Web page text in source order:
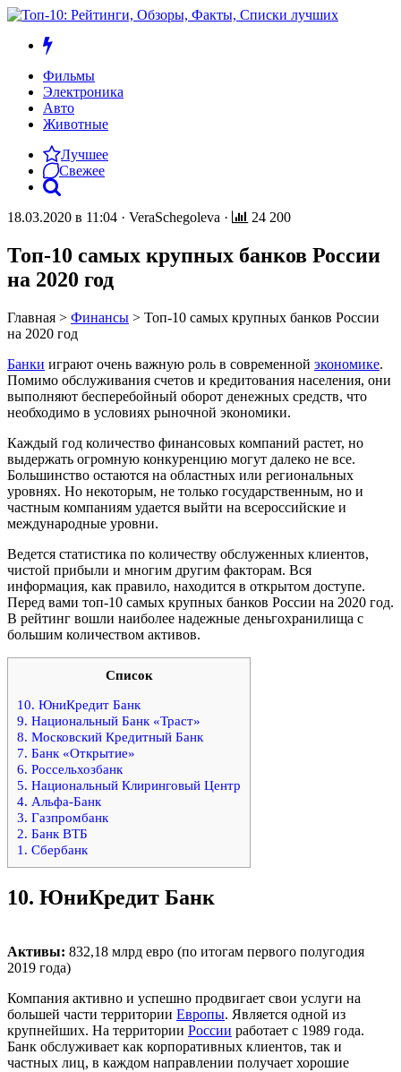
Фильмы
Электроника
Авто
Животные
Лучшее
Свежее
18.03.2020 в 11:04 · VeraSchegoleva · 24 200
Топ-10 самых крупных банков России
на 2020 год
Главная > Финансы > Топ-10 самых крупных банков России
на 2020 год
Банки играют очень важную роль в современной экономике.
Помимо обслуживания счетов и кредитования населения, они
выполняют бесперебойный оборот денежных средств, что
необходимо в условиях рыночной экономики.
Каждый год количество финансовых компаний растет, но
выдержать огромную конкуренцию могут далеко не все.
Большинство остаются на областных или региональных
уровнях. Но некоторым, не только государственным, но и
частным компаниям удается выйти на всероссийские и
международные уровни.
Ведется статистика по количеству обслуженных клиентов,
чистой прибыли и многим другим факторам. Вся
информация, как правило, находится в открытом доступе.
Перед вами топ-10 самых крупных банков России на 2020 год.
В рейтинг вошли наиболее надежные деньгохранилища с
большим количеством активов.
Список
10. ЮниКредит Банк
9. Национальный Банк «Траст»
8. Московский Кредитный Банк
7. Банк «Открытие»
6. Россельхозбанк
5. Национальный Клиринговый Центр
4. Альфа-Банк
3. Газпромбанк
2. Банк ВТБ
1. Сбербанк
10. ЮниКредит Банк
Активы: 832,18 млрд евро (по итогам первого полугодия
2019 года)
Компания активно и успешно продвигает свои услуги на
большей части территории Европы. Является одной из
крупнейших. На территории России работает с 1989 года.
Банк обслуживает как корпоративных клиентов, так и
частных лиц, в каждом направлении получает хорошие